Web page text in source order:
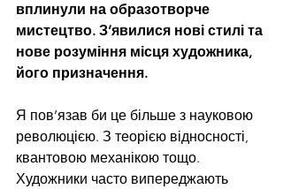
вплинули на образотворче
мистецтво. З’явилися нові стилі та
нове розуміння місця художника,
його призначення.
Я пов’язав би це більше з науковою
революцією. З теорією відносності,
квантовою механікою тощо.
Художники часто випереджають